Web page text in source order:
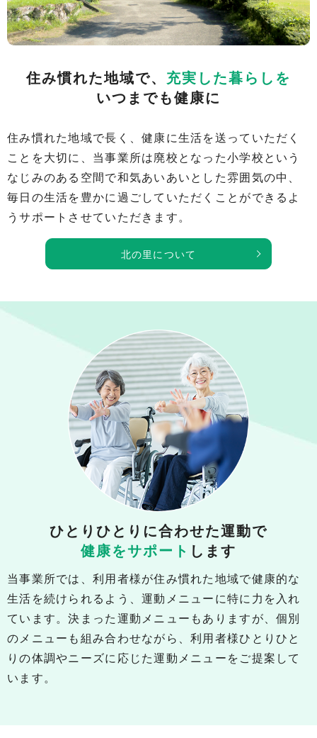
住み慣れた地域で、 充実した暮らしを
いつまでも健康に
住み慣れた地域で長く、健康に生活を送っていただく
ことを大切に、当事業所は廃校となった小学校という
なじみのある空間で和気あいあいとした雰囲気の中、
毎日の生活を豊かに過ごしていただくことができるよ
うサポートさせていただきます。
北の里について
ひとりひとりに合わせた運動で
健康をサポート します
当事業所では、利用者様が住み慣れた地域で健康的な
生活を続けられるよう、運動メニューに特に力を入れ
ています。決まった運動メニューもありますが、個別
のメニューも組み合わせながら、利用者様ひとりひと
りの体調やニーズに応じた運動メニューをご提案して
います。